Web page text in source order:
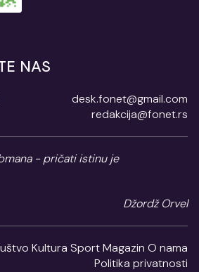
NAS
desk.fonet@gmail.com
redakcija@fonet.rs
- pričati istinu je
Džordž Orvel
Kultura SportMagazin O nama
Politika privatnosti